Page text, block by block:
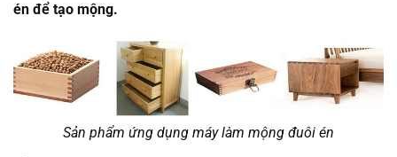
én để tạo mộng.
Sản phẩm ứng dụng máy làm mộng đuôi én